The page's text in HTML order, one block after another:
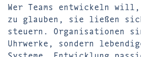
Wer Teams entwickeln will,
zu glauben, sie ließen
steuern. Organisationen
Uhrwerke, sondern